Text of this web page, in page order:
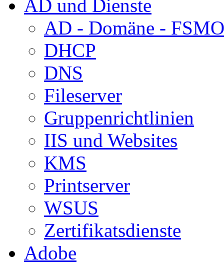
AD und Dienste
AD - Domäne - FSMO
DHCP
DNS
Fileserver
Gruppenrichtlinien
IIS und Websites
KMS
Printserver
WSUS
Zertifikatsdienste
Adobe